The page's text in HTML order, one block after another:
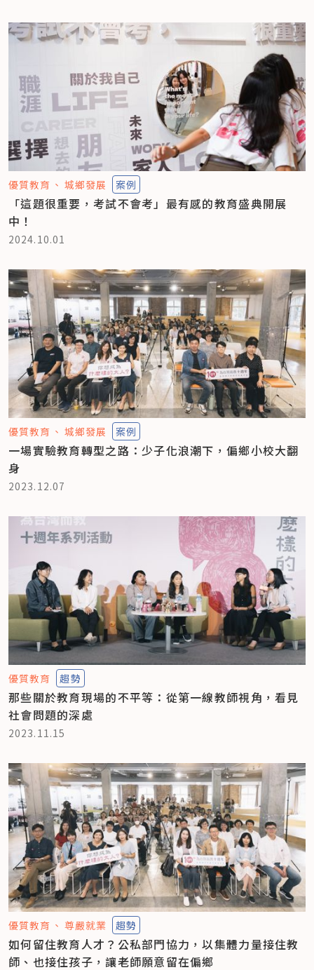
優質教育 城鄉發展 案例
「這題很重要，考試不會考」最有感的教育盛典開展
中！
2024.10.01
優質教育 城鄉發展 案例
一場實驗教育轉型之路：少子化浪潮下，偏鄉小校大翻
身
2023.12.07
優質教育 趨勢
那些關於教育現場的不平等：從第一線教師視角，看見
社會問題的深處
2023.11.15
優質教育 尊嚴就業 趨勢
如何留住教育人才？公私部門協力，以集體力量接住教
師、也接住孩子，讓老師願意留在偏鄉